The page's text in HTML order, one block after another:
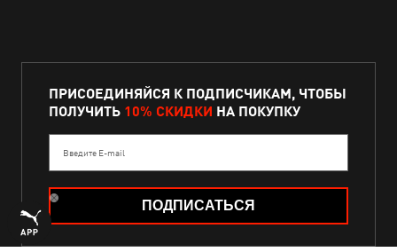
ПРИСОЕДИНЯЙСЯ К ПОДПИСЧИКАМ, ЧТОБЫ
ПОЛУЧИТЬ 10% СКИДКИ НА ПОКУПКУ
Введите E-mail
ПОДПИСАТЬСЯ